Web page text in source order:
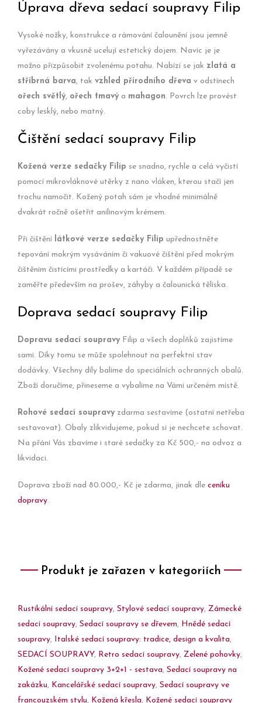
Úprava dřeva sedací soupravy Filip
Vysoké nožky, konstrukce a rámování čalounění jsou jemně
vyřezávány a vkusně ucelují estetický dojem. Navíc je je
možno přizpůsobit zvolenému potahu. Nabízí se jak zlatá a
stříbrná barva, tak vzhled přírodního dřeva v odstínech
ořech světlý, ořech tmavý a mahagon. Povrch lze provést
coby lesklý, nebo matný.
Čištění sedací soupravy Filip
Kožená verze sedačky Filip se snadno, rychle a celá vyčistí
pomocí mikrovláknové utěrky z nano vláken, kterou stačí jen
trochu namočit. Kožený potah sám je vhodné minimálně
dvakrát ročně ošetřit anilinovým krémem.
Při čištění látkové verze sedačky Filip upřednostněte
tepování mokrým vysáváním či vakuové čištění před mokrým
čištěním čistícími prostředky a kartáči. V každém případě se
zaměřte především na prošev, záhyby a čalounická tělíska.
Doprava sedací soupravy Filip
Dopravu sedací soupravy Filip a všech doplňků zajistíme
sami. Díky tomu se může spolehnout na perfektní stav
dodávky. Všechny díly balíme do speciálních ochranných obalů.
Zboží doručíme, přineseme a vybalíme na Vámi určeném místě.
Rohové sedací soupravy zdarma sestavíme (ostatní netřeba
sestavovat). Obaly zlikvidujeme, pokud si je nechcete schovat.
Na přání Vás zbavíme i staré sedačky za Kč 500,- na odvoz a
likvidaci.
Doprava zboží nad 80.000,- Kč je zdarma, jinak dle ceníku
dopravy.
Produkt je zařazen v kategoriích
Rustikální sedací soupravy, Stylové sedací soupravy, Zámecké
sedací soupravy, Sedací soupravy se dřevem, Hnědé sedací
soupravy, Italské sedací soupravy: tradice, design a kvalita,
SEDACÍ SOUPRAVY, Retro sedací soupravy, Zelené pohovky,
Kožené sedací soupravy 3+2+1 - sestava, Sedací soupravy na
zakázku, Kancelářské sedací soupravy, Sedací soupravy ve
francouzském stylu, Kožená křesla, Kožené sedací soupravy